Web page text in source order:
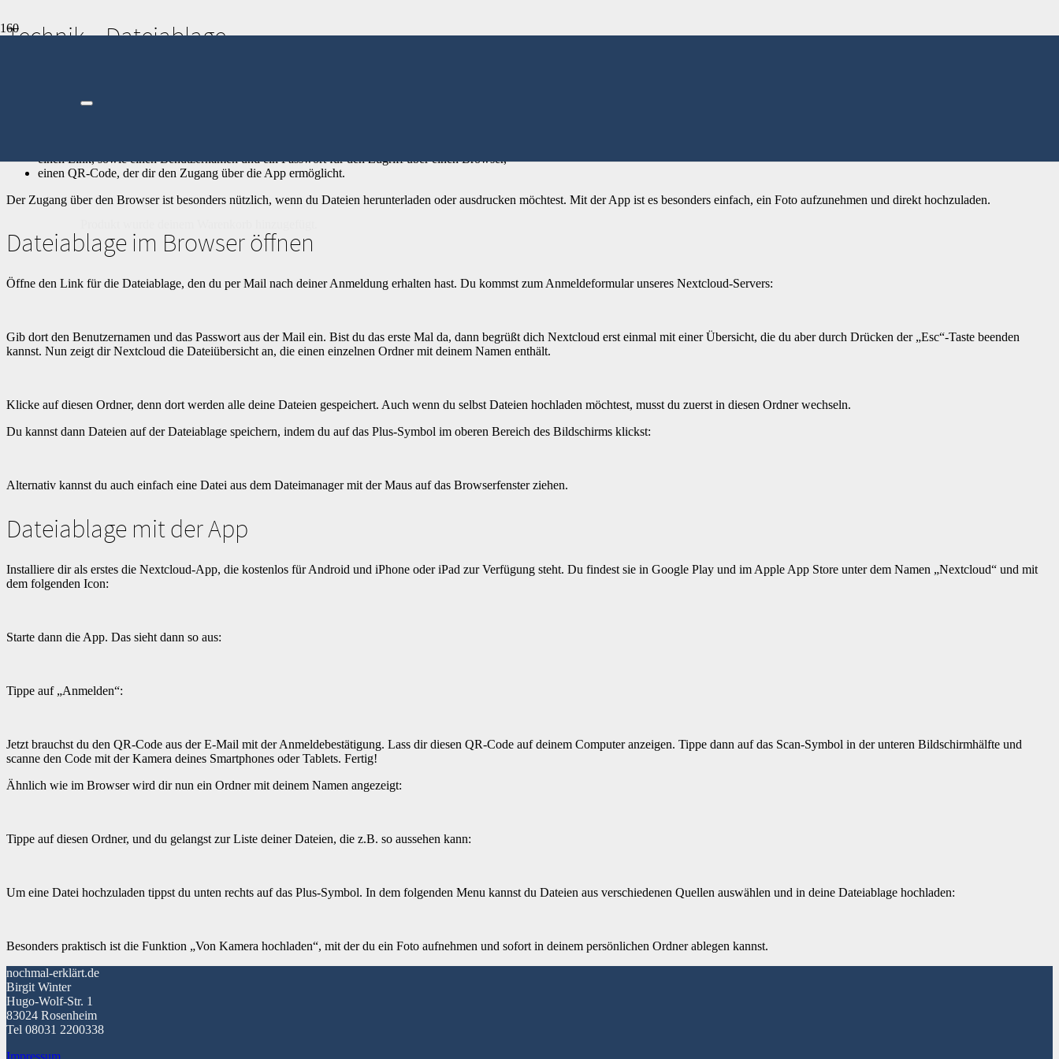
Technik – Dateiablage
einen Link, sowie einen Benutzernamen und ein Passwort für den Zugriff über einen Browser,
einen QR-Code, der dir den Zugang über die App ermöglicht.
Der Zugang über den Browser ist besonders nützlich, wenn du Dateien herunterladen oder ausdrucken möchtest. Mit der App ist es besonders einfach, ein Foto aufzunehmen und direkt hochzuladen.
Dateiablage im Browser öffnen
Öffne den Link für die Dateiablage, den du per Mail nach deiner Anmeldung erhalten hast. Du kommst zum Anmeldeformular unseres Nextcloud-Servers:
Gib dort den Benutzernamen und das Passwort aus der Mail ein. Bist du das erste Mal da, dann begrüßt dich Nextcloud erst einmal mit einer Übersicht, die du aber durch Drücken der „Esc“-Taste beenden
kannst. Nun zeigt dir Nextcloud die Dateiübersicht an, die einen einzelnen Ordner mit deinem Namen enthält.
Klicke auf diesen Ordner, denn dort werden alle deine Dateien gespeichert. Auch wenn du selbst Dateien hochladen möchtest, musst du zuerst in diesen Ordner wechseln.
Du kannst dann Dateien auf der Dateiablage speichern, indem du auf das Plus-Symbol im oberen Bereich des Bildschirms klickst:
Alternativ kannst du auch einfach eine Datei aus dem Dateimanager mit der Maus auf das Browserfenster ziehen.
Dateiablage mit der App
Installiere dir als erstes die Nextcloud-App, die kostenlos für Android und iPhone oder iPad zur Verfügung steht. Du findest sie in Google Play und im Apple App Store unter dem Namen „Nextcloud“ und mit
dem folgenden Icon:
Starte dann die App. Das sieht dann so aus:
Tippe auf „Anmelden“:
Jetzt brauchst du den QR-Code aus der E-Mail mit der Anmeldebestätigung. Lass dir diesen QR-Code auf deinem Computer anzeigen. Tippe dann auf das Scan-Symbol in der unteren Bildschirmhälfte und
scanne den Code mit der Kamera deines Smartphones oder Tablets. Fertig!
Ähnlich wie im Browser wird dir nun ein Ordner mit deinem Namen angezeigt:
Tippe auf diesen Ordner, und du gelangst zur Liste deiner Dateien, die z.B. so aussehen kann:
Um eine Datei hochzuladen tippst du unten rechts auf das Plus-Symbol. In dem folgenden Menu kannst du Dateien aus verschiedenen Quellen auswählen und in deine Dateiablage hochladen:
Besonders praktisch ist die Funktion „Von Kamera hochladen“, mit der du ein Foto aufnehmen und sofort in deinem persönlichen Ordner ablegen kannst.
nochmal-erklärt.de
Birgit Winter
Hugo-Wolf-Str. 1
83024 Rosenheim
Tel 08031 2200338
Impressum